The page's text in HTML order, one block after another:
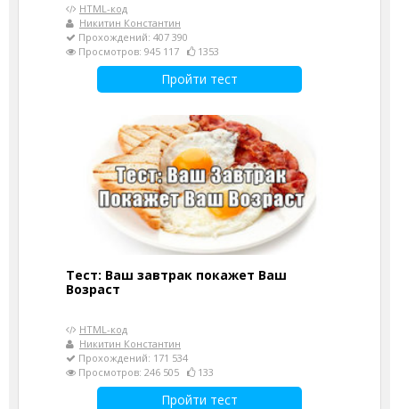
HTML-код
Никитин Константин
Прохождений: 407 390
Просмотров: 945 117
1353
Пройти тест
Тест: Ваш завтрак покажет Ваш
Возраст
HTML-код
Никитин Константин
Прохождений: 171 534
Просмотров: 246 505
133
Пройти тест